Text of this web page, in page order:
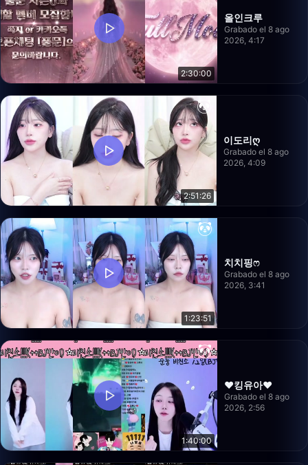
2:30:00
올인크루
Grabado el 8 ago
2026, 4:17
2:51:26
이도리ღ
Grabado el 8 ago
2026, 4:09
1:23:51
치치핑ෆ
Grabado el 8 ago
2026, 3:41
1:40:00
❤️킹유아❤️
Grabado el 8 ago
2026, 2:56